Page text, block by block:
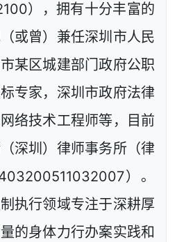
），拥有十分丰富的
或曾）兼任深圳市人民
某区城建部门政府公职
专家，深圳市政府法律
络技术工程师等，目前
深圳）律师事务所（律
）。
执行领域专注于深耕厚
的身体力行办案实践和